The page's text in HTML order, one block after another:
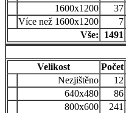
1600x1200
37
Více než 1600x1200
7
Vše:
1491
Velikost
Počet
Nezjištěno
12
640x480
86
800x600
241